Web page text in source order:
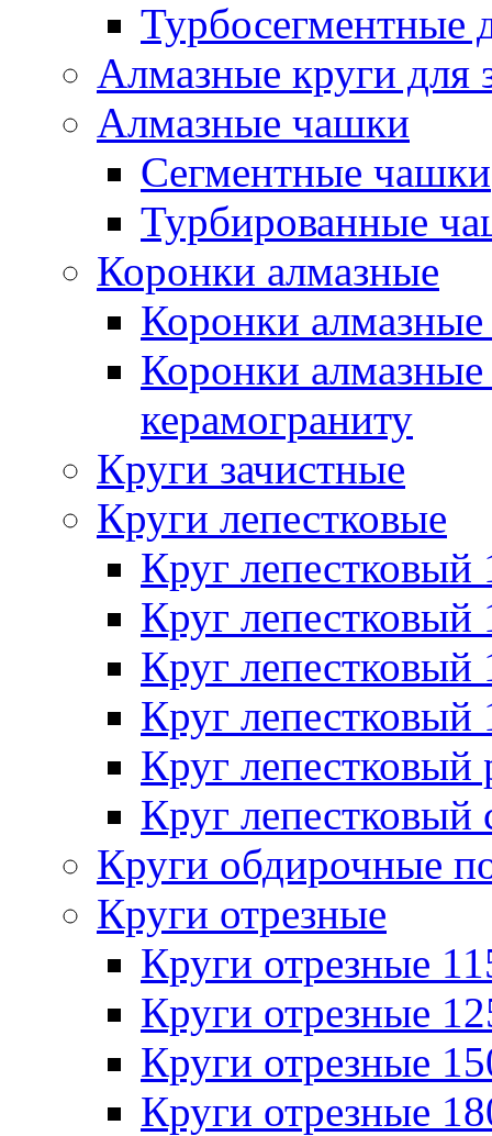
Турбосегментные
Алмазные круги для
Алмазные чашки
Сегментные чашки
Турбированные
Коронки алмазные
Коронки
Коронки
керамограниту
Круги зачистные
Круги лепестковые
Круг
Круг
Круг
Круг
Круг лепестковый
Круг лепестковый
Круги обдирочные
Круги отрезные
Круги отрезные
Круги отрезные
Круги отрезные
Круги отрезные